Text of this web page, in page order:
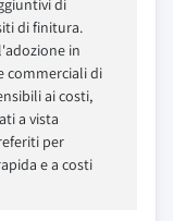
di
di finitura.
in
commerciali di
ai costi,
a vista
per
e a costi